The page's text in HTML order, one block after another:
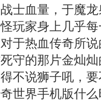
士血量，于魔
玩家身上几乎
于热血传奇所
守的那片金灿
不说狮子吼，
世界手机版什